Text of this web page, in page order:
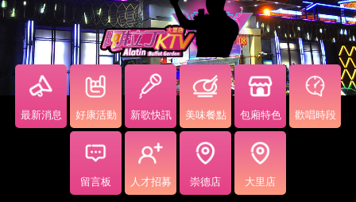
最新消息 好康活動 新歌快訊 美味餐點 包廂特色 歡唱時段
留言板 人才招募 崇德店 大里店